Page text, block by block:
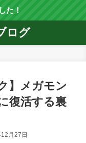
た！
ログ
】メガモン
復活する裏
月27日